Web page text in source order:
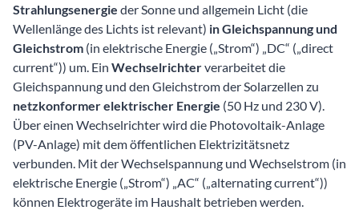
Strahlungsenergie der Sonne und allgemein Licht (die
Wellenlänge des Lichts ist relevant) in Gleichspannung und
Gleichstrom (in elektrische Energie („Strom“) „DC“ („direct
current“)) um. Ein Wechselrichterverarbeitet die
Gleichspannung und den Gleichstrom der Solarzellen zu
netzkonformer elektrischer Energie (50 Hz und 230 V).
Über einen Wechselrichter wird die Photovoltaik-Anlage
(PV-Anlage) mit dem öffentlichen Elektrizitätsnetz
verbunden. Mit der Wechselspannung und Wechselstrom (in
elektrische Energie („Strom“) „AC“ („alternating current“))
können Elektrogeräte im Haushalt betrieben werden.